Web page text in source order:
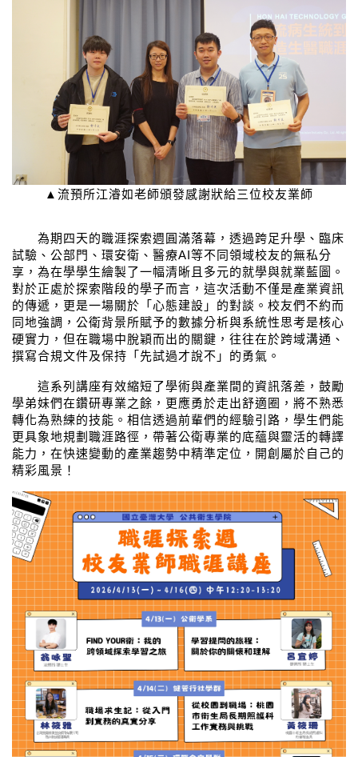
▲流預所江濬如老師頒發感謝狀給三位校友業師
為期四天的職涯探索週圓滿落幕，透過跨足升學、臨床
試驗、公部門、環安衛、醫療AI等不同領域校友的無私分
享，為在學學生繪製了一幅清晰且多元的就學與就業藍圖。
對於正處於探索階段的學子而言，這次活動不僅是產業資訊
的傳遞，更是一場關於「心態建設」的對談。校友們不約而
同地強調，公衛背景所賦予的數據分析與系統性思考是核心
硬實力，但在職場中脫穎而出的關鍵，往往在於跨域溝通、
撰寫合規文件及保持「先試過才說不」的勇氣。
這系列講座有效縮短了學術與產業間的資訊落差，鼓勵
學弟妹們在鑽研專業之餘，更應勇於走出舒適圈，將不熟悉
轉化為熟練的技能。相信透過前輩們的經驗引路，學生們能
更具象地規劃職涯路徑，帶著公衛專業的底蘊與靈活的轉譯
能力，在快速變動的產業趨勢中精準定位，開創屬於自己的
精彩風景！